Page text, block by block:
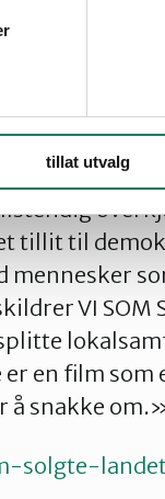
tillat utvalg
som
skiftet – og
i livene og
et kritisk
som
tillit til
mennesker
VI SOM
en film
å snakke
solgte-